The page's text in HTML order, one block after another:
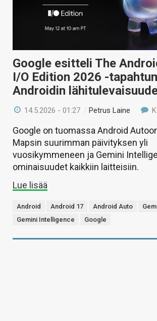
VAIHDA TEEMA
HAKU
Google esitteli The
I/O Edition 2026 -
Androidin
14.5.2026 - 01:27 /Petrus Laine
Google on tuomassa Android
Mapsin suurimman päivityksen yli
vuosikymmeneen ja Gemini
ominaisuudet kaikkiin laitteisiin.
Lue lisää
Android Android 17 Android Auto
Gemini Intelligence
Google